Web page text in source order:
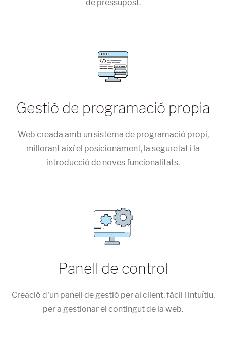
de pressupost.
Gestió de programació propia
Web creada amb un sistema de programació propi,
millorant així el posicionament, la seguretat i la
introducció de noves funcionalitats.
Panell de control
Creació d'un panell de gestió per al client, fàcil i intuïtiu,
per a gestionar el contingut de la web.